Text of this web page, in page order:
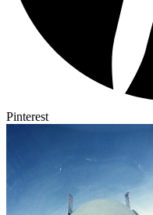
Pinterest